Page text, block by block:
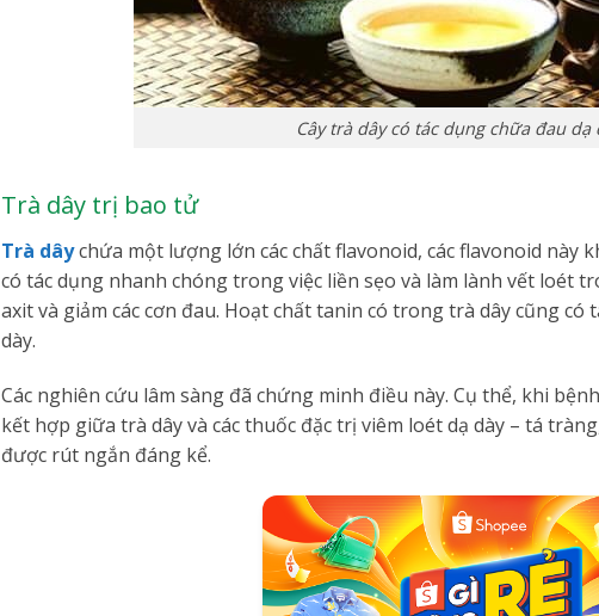
Cây trà dây có tác dụng chữa đau dạ
Trà dây trị bao tử
Trà dâychứa một lượng lớn các chất flavonoid, các flavonoid này
có tác dụng nhanh chóng trong việc liền sẹo và làm lành vết loét
axit và giảm các cơn đau. Hoạt chất tanin có trong trà dây cũng
dày.
Các nghiên cứu lâm sàng đã chứng minh điều này. Cụ thể, khi
kết hợp giữa trà dây và các thuốc đặc trị viêm loét dạ dày – tá
được rút ngắn đáng kể.